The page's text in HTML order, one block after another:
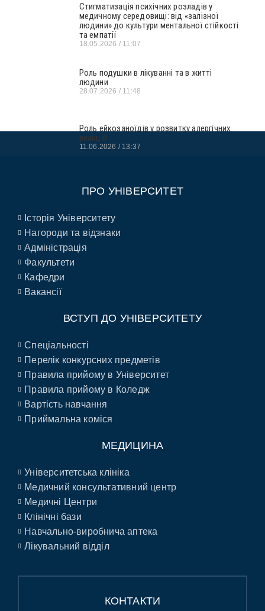
Стигматизація психічних розладів у
медичному середовищі: від «залізної
людини» до культури ментальної стійкості
та емпатії
18.05.2026 11:07
Роль подушки в лікуванні та в житті
людини
28.07.2026 11:48
Роль ейкозаноїдів у розвитку алергічних
реакцій
11.06.2026 13:37
ПРО УНІВЕРСИТЕТ
Історія Університету
Нагороди та відзнаки
Адміністрація
Факультети
Кафедри
Вакансії
ВСТУП ДО УНІВЕРСИТЕТУ
Спеціальності
Перелік конкурсних предметів
Правила прийому в Університет
Правила прийому в Коледж
Вартість навчання
Приймальна коміся
МЕДИЦИНА
Університетська клініка
Медичний консультативний центр
Медичні Центри
Клінічні бази
Навчально-виробнича аптека
Лікувальний відділ
КОНТАКТИ